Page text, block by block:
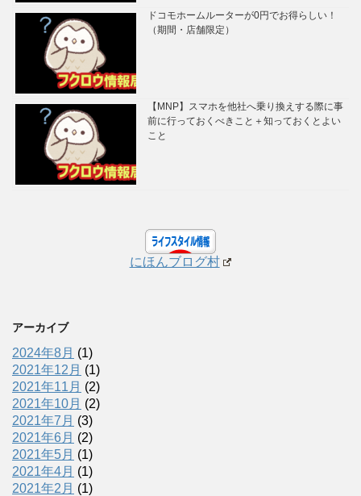
ドコモホームルーターが0円でお得らしい！
（期間・店舗限定）
【MNP】スマホを他社へ乗り換えする際に事
前に行っておくべきこと＋知っておくとよい
こと
にほんブログ村
アーカイブ
2024年8月 (1)
2021年12月 (1)
2021年11月 (2)
2021年10月 (2)
2021年7月 (3)
2021年6月 (2)
2021年5月 (1)
2021年4月 (1)
2021年2月 (1)